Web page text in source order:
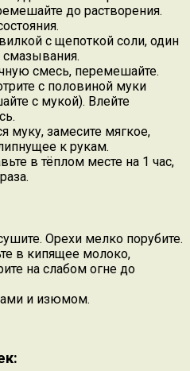
до растворения.
с щепоткой соли, один
смазывания.
смесь, перемешайте.
с половиной муки
с мукой). Влейте
муку, замесите мягкое,
к рукам.
в тёплом месте на 1 час,
Орехи мелко порубите.
в кипящее молоко,
на слабом огне до
и изюмом.